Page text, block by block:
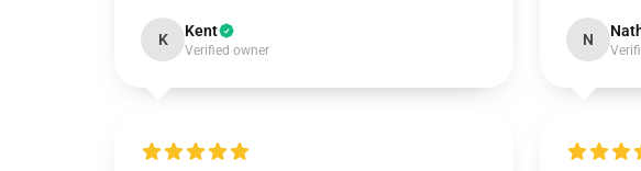
K Kent
Verified owner
N